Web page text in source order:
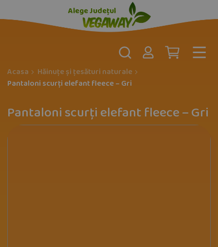
Alege Județul
Acasa
Hăinuțe și țesături naturale
Pantaloni scurți elefant fleece – Gri
Pantaloni scurți elefant fleece – Gri